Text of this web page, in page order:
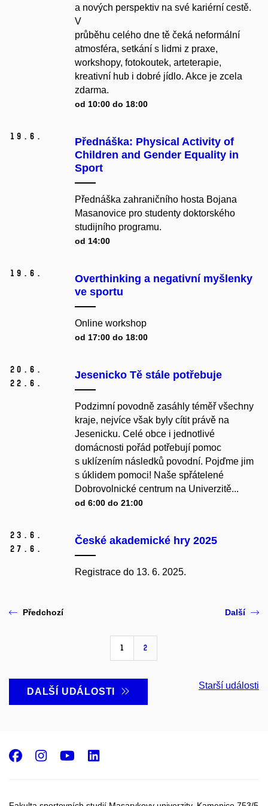
a nových perspektiv na své kariérní cestě.
V
průběhu celého dne tě čeká neformální
atmosféra, setkání s lidmi z praxe,
workshopy, fotokoutek, arteterapie,
kreativní hub i dobré jídlo. Akce je zcela
zdarma.
od 10:00 do 18:00
19. 6.
Přednáška: Physical Activity of
Children and Gender Equality in
Sport
Přednáška zahraničního hosta Bojana
Masanovice pro studenty doktorského
studijního programu.
od 14:00
19. 6.
Overthinking a negativní myšlenky
ve sportu
Online workshop
od 17:00 do 18:00
20. 6.
22. 6.
Jesenicko Tě stále potřebuje
Podzimní povodně zasáhly téměř všechny
kraje, nejvíce však byly cítit právě na
Jesenicku. Celé obce i jednotlivé
domácnosti pořád potřebují pomoc
s uklízením následků povodní. Pojďme jim
s úklidem pomoci! Naše spřátelené
Dobrovolnické centrum na Univerzitě...
od 6:00 do 21:00
23. 6.
27. 6.
České akademické hry 2025
Registrace do 13. 6. 2025.
Předchozí
1 2
Další
DALŠÍ UDÁLOSTI
Starší události
Facebook
Instagram
Youtube
LinkedIn